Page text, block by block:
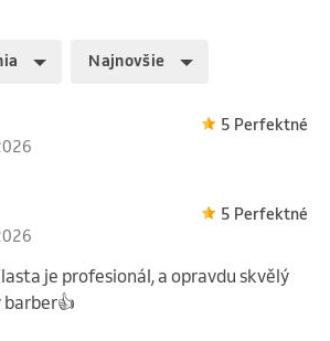
Najnovšie
5 Perfektné
5 Perfektné
je profesionál, a opravdu skvělý
barber👍